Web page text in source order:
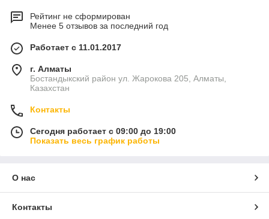
Рейтинг не сформирован
Менее 5 отзывов за последний год
Работает с 11.01.2017
г. Алматы
Бостандыкский район ул. Жарокова 205, Алматы,
Казахстан
Контакты
Сегодня работает с 09:00 до 19:00
Показать весь график работы
О нас
Контакты